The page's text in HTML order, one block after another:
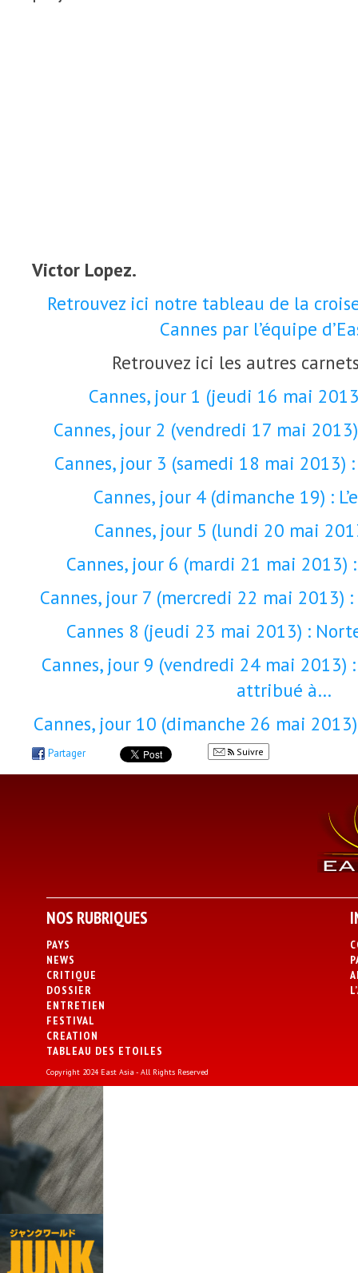
Victor Lopez.
Retrouvez ici notre tableau de la
Cannes par l’équipe
Retrouvez ici les autres
Cannes, jour 1 (jeudi 16 mai
Cannes, jour 2 (vendredi 17 mai
Cannes, jour 3 (samedi 18 mai 2013) :
Cannes, jour 4 (dimanche 19) :
Cannes, jour 5 (lundi 20 mai
Cannes, jour 6 (mardi 21 mai 2013)
Cannes, jour 7 (mercredi 22 mai 2013)
Cannes 8 (jeudi 23 mai 2013) :
Cannes, jour 9 (vendredi 24 mai 2013)
attribué à…
Cannes, jour 10 (dimanche 26 mai
Partager Suivre
NOS RUBRIQUES
PAYS
NEWS
CRITIQUE
DOSSIER
ENTRETIEN
FESTIVAL
CREATION
TABLEAU DES ETOILES
Copyright 2024 East Asia - All Rights Reserved